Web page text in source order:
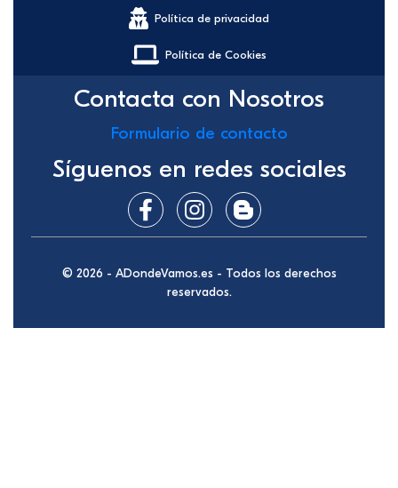
Política de privacidad
Política de Cookies
Contacta con Nosotros
Formulario de contacto
Síguenos en redes sociales
© 2026 - ADondeVamos.es - Todos los derechos
reservados.